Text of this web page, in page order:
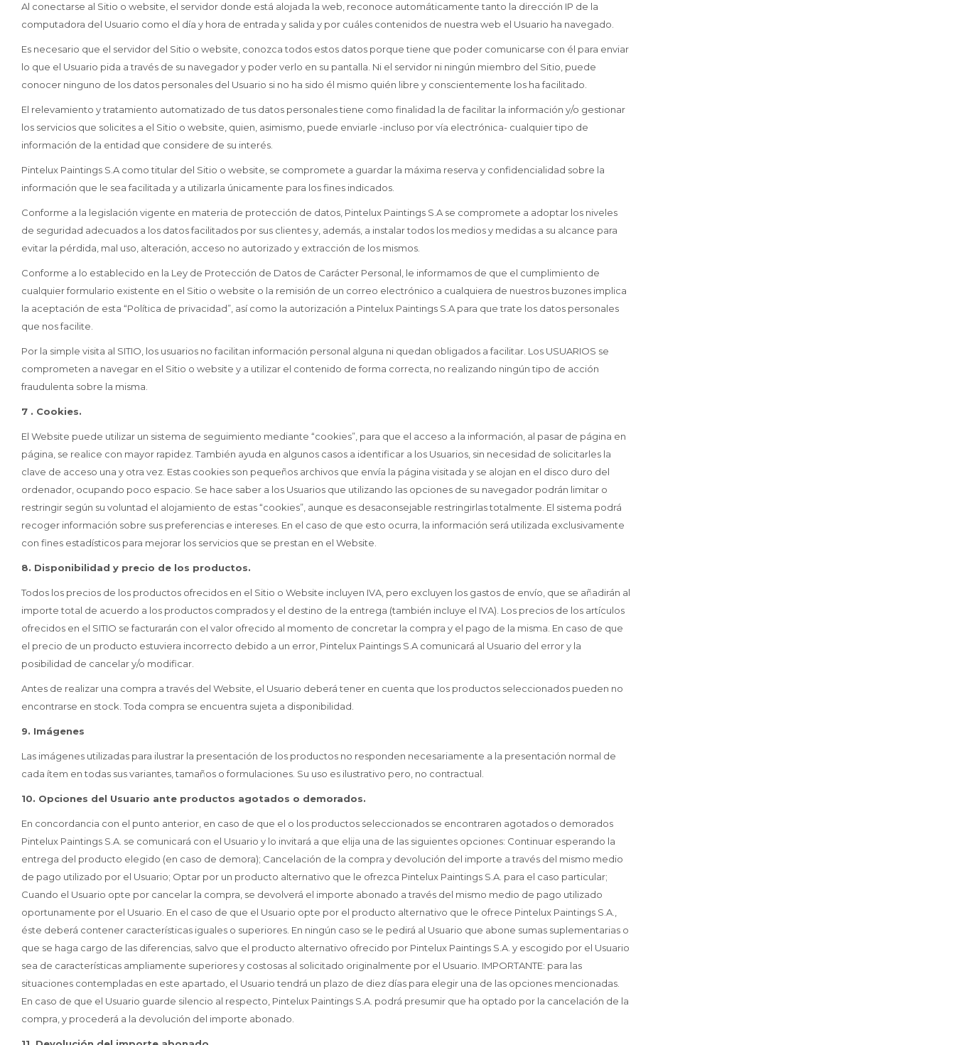
Al conectarse al Sitio o website, el servidor donde está alojada la web, reconoce automáticamente tanto la dirección IP de la
computadora del Usuario como el día y hora de entrada y salida y por cuáles contenidos de nuestra web el Usuario ha navegado.
Es necesario que el servidor del Sitio o website, conozca todos estos datos porque tiene que poder comunicarse con él para enviar
lo que el Usuario pida a través de su navegador y poder verlo en su pantalla. Ni el servidor ni ningún miembro del Sitio, puede
conocer ninguno de los datos personales del Usuario si no ha sido él mismo quién libre y conscientemente los ha facilitado.
El relevamiento y tratamiento automatizado de tus datos personales tiene como finalidad la de facilitar la información y/o gestionar
los servicios que solicites a el Sitio o website, quien, asimismo, puede enviarle -incluso por vía electrónica- cualquier tipo de
información de la entidad que considere de su interés.
Pintelux Paintings S.A como titular del Sitio o website, se compromete a guardar la máxima reserva y confidencialidad sobre la
información que le sea facilitada y a utilizarla únicamente para los fines indicados.
Conforme a la legislación vigente en materia de protección de datos, Pintelux Paintings S.A se compromete a adoptar los niveles
de seguridad adecuados a los datos facilitados por sus clientes y, además, a instalar todos los medios y medidas a su alcance para
evitar la pérdida, mal uso, alteración, acceso no autorizado y extracción de los mismos.
Conforme a lo establecido en la Ley de Protección de Datos de Carácter Personal, le informamos de que el cumplimiento de
cualquier formulario existente en el Sitio o website o la remisión de un correo electrónico a cualquiera de nuestros buzones implica
la aceptación de esta “Política de privacidad”, así como la autorización a Pintelux Paintings S.A para que trate los datos personales
que nos facilite.
Por la simple visita al SITIO, los usuarios no facilitan información personal alguna ni quedan obligados a facilitar. Los USUARIOS se
comprometen a navegar en el Sitio o website y a utilizar el contenido de forma correcta, no realizando ningún tipo de acción
fraudulenta sobre la misma.
7 . Cookies.
El Website puede utilizar un sistema de seguimiento mediante “cookies”, para que el acceso a la información, al pasar de página en
página, se realice con mayor rapidez. También ayuda en algunos casos a identificar a los Usuarios, sin necesidad de solicitarles la
clave de acceso una y otra vez. Estas cookies son pequeños archivos que envía la página visitada y se alojan en el disco duro del
ordenador, ocupando poco espacio. Se hace saber a los Usuarios que utilizando las opciones de su navegador podrán limitar o
restringir según su voluntad el alojamiento de estas “cookies”, aunque es desaconsejable restringirlas totalmente. El sistema podrá
recoger información sobre sus preferencias e intereses. En el caso de que esto ocurra, la información será utilizada exclusivamente
con fines estadísticos para mejorar los servicios que se prestan en el Website.
8. Disponibilidad y precio de los productos.
Todos los precios de los productos ofrecidos en el Sitio o Website incluyen IVA, pero excluyen los gastos de envío, que se añadirán al
importe total de acuerdo a los productos comprados y el destino de la entrega (también incluye el IVA). Los precios de los artículos
ofrecidos en el SITIO se facturarán con el valor ofrecido al momento de concretar la compra y el pago de la misma. En caso de que
el precio de un producto estuviera incorrecto debido a un error, Pintelux Paintings S.A comunicará al Usuario del error y la
posibilidad de cancelar y/o modificar.
Antes de realizar una compra a través del Website, el Usuario deberá tener en cuenta que los productos seleccionados pueden no
encontrarse en stock. Toda compra se encuentra sujeta a disponibilidad.
9. Imágenes
Las imágenes utilizadas para ilustrar la presentación de los productos no responden necesariamente a la presentación normal de
cada ítem en todas sus variantes, tamaños o formulaciones. Su uso es ilustrativo pero, no contractual.
10. Opciones del Usuario ante productos agotados o demorados.
En concordancia con el punto anterior, en caso de que el o los productos seleccionados se encontraren agotados o demorados
Pintelux Paintings S.A. se comunicará con el Usuario y lo invitará a que elija una de las siguientes opciones: Continuar esperando la
entrega del producto elegido (en caso de demora); Cancelación de la compra y devolución del importe a través del mismo medio
de pago utilizado por el Usuario; Optar por un producto alternativo que le ofrezca Pintelux Paintings S.A. para el caso particular;
Cuando el Usuario opte por cancelar la compra, se devolverá el importe abonado a través del mismo medio de pago utilizado
oportunamente por el Usuario. En el caso de que el Usuario opte por el producto alternativo que le ofrece Pintelux Paintings S.A.,
éste deberá contener características iguales o superiores. En ningún caso se le pedirá al Usuario que abone sumas suplementarias o
que se haga cargo de las diferencias, salvo que el producto alternativo ofrecido por Pintelux Paintings S.A. y escogido por el Usuario
sea de características ampliamente superiores y costosas al solicitado originalmente por el Usuario. IMPORTANTE: para las
situaciones contempladas en este apartado, el Usuario tendrá un plazo de diez días para elegir una de las opciones mencionadas.
En caso de que el Usuario guarde silencio al respecto, Pintelux Paintings S.A. podrá presumir que ha optado por la cancelación de la
compra, y procederá a la devolución del importe abonado.